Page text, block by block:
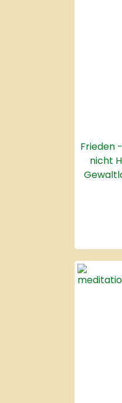
Frieden
nicht